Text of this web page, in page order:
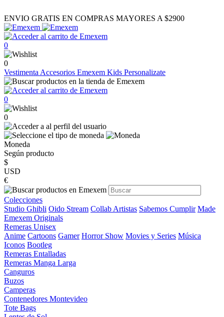
ENVIO GRATIS EN COMPRAS MAYORES A $2900
0
0
Vestimenta Accesorios Emexem Kids Personalizate
0
0
Moneda
Según producto
$
USD
€
Colecciones
Studio Ghibli Oido Stream Collab Artistas Sabemos Cumplir Made
Emexem Originals
Remeras Unisex
Anime Cartoons Gamer Horror Show Movies y Series Música
Iconos Bootleg
Remeras Entalladas
Remeras Manga Larga
Canguros
Buzos
Camperas
Contenedores Montevideo
Tote Bags